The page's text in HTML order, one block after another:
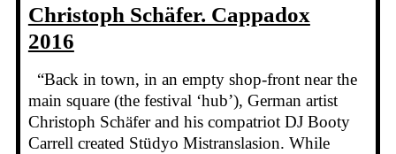
Christoph Schäfer. Cappadox
2016
“Back in town, in an empty shop-front near the
main square (the festival ‘hub’), German artist
Christoph Schäfer and his compatriot DJ Booty
Carrell created Stüdyo Mistranslasion. While